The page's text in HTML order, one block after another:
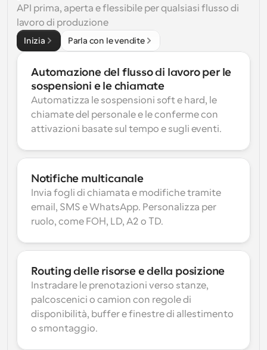
API prima, aperta e flessibile per qualsiasi flusso di
lavoro di produzione
Inizia Parla con le vendite
Automazione del flusso di lavoro per le
sospensioni e le chiamate
Automatizza le sospensioni soft e hard, le
chiamate del personale e le conferme con
attivazioni basate sul tempo e sugli eventi.
Notifiche multicanale
Invia fogli di chiamata e modifiche tramite
email, SMS e WhatsApp. Personalizza per
ruolo, come FOH, LD, A2 o TD.
Routing delle risorse e della posizione
Instradare le prenotazioni verso stanze,
palcoscenici o camion con regole di
disponibilità, buffer e finestre di allestimento
o smontaggio.